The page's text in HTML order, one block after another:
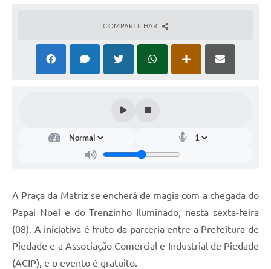
COMPARTILHAR
A Praça da Matriz se encherá de magia com a chegada do
Papai Noel e do Trenzinho Iluminado, nesta sexta-feira
(08). A iniciativa é fruto da parceria entre a Prefeitura de
Piedade e a Associação Comercial e Industrial de Piedade
(ACIP), e o evento é gratuito.